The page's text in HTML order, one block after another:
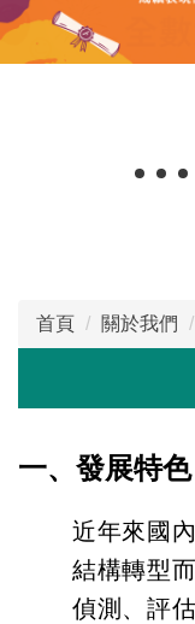
首頁 關於我們
一、發展特色
近年來國
結構轉型
偵測、評